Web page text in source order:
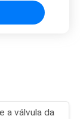
a válvula da